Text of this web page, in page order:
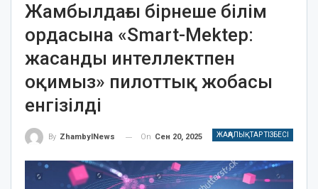
Жамбылдағы бірнеше білім
ордасына «Smart-Mektep:
жасанды интеллектпен
оқимыз» пилоттық жобасы
енгізілді
ЖАҢАЛЫҚТАР ТІЗБЕСІ
By ZhambylNews On Сен 20, 2025